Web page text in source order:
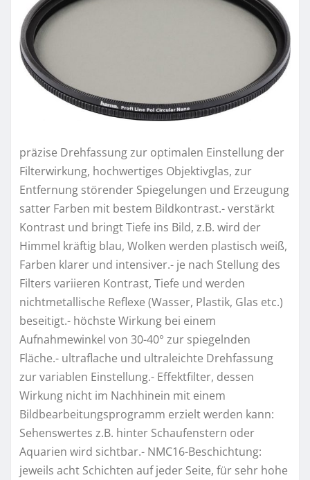
präzise Drehfassung zur optimalen Einstellung der
Filterwirkung, hochwertiges Objektivglas, zur
Entfernung störender Spiegelungen und Erzeugung
satter Farben mit bestem Bildkontrast.- verstärkt
Kontrast und bringt Tiefe ins Bild, z.B. wird der
Himmel kräftig blau, Wolken werden plastisch weiß,
Farben klarer und intensiver.- je nach Stellung des
Filters variieren Kontrast, Tiefe und werden
nichtmetallische Reflexe (Wasser, Plastik, Glas etc.)
beseitigt.- höchste Wirkung bei einem
Aufnahmewinkel von 30-40° zur spiegelnden
Fläche.- ultraflache und ultraleichte Drehfassung
zur variablen Einstellung.- Effektfilter, dessen
Wirkung nicht im Nachhinein mit einem
Bildbearbeitungsprogramm erzielt werden kann:
Sehenswertes z.B. hinter Schaufenstern oder
Aquarien wird sichtbar.- NMC16-Beschichtung:
jeweils acht Schichten auf jeder Seite, für sehr hohe